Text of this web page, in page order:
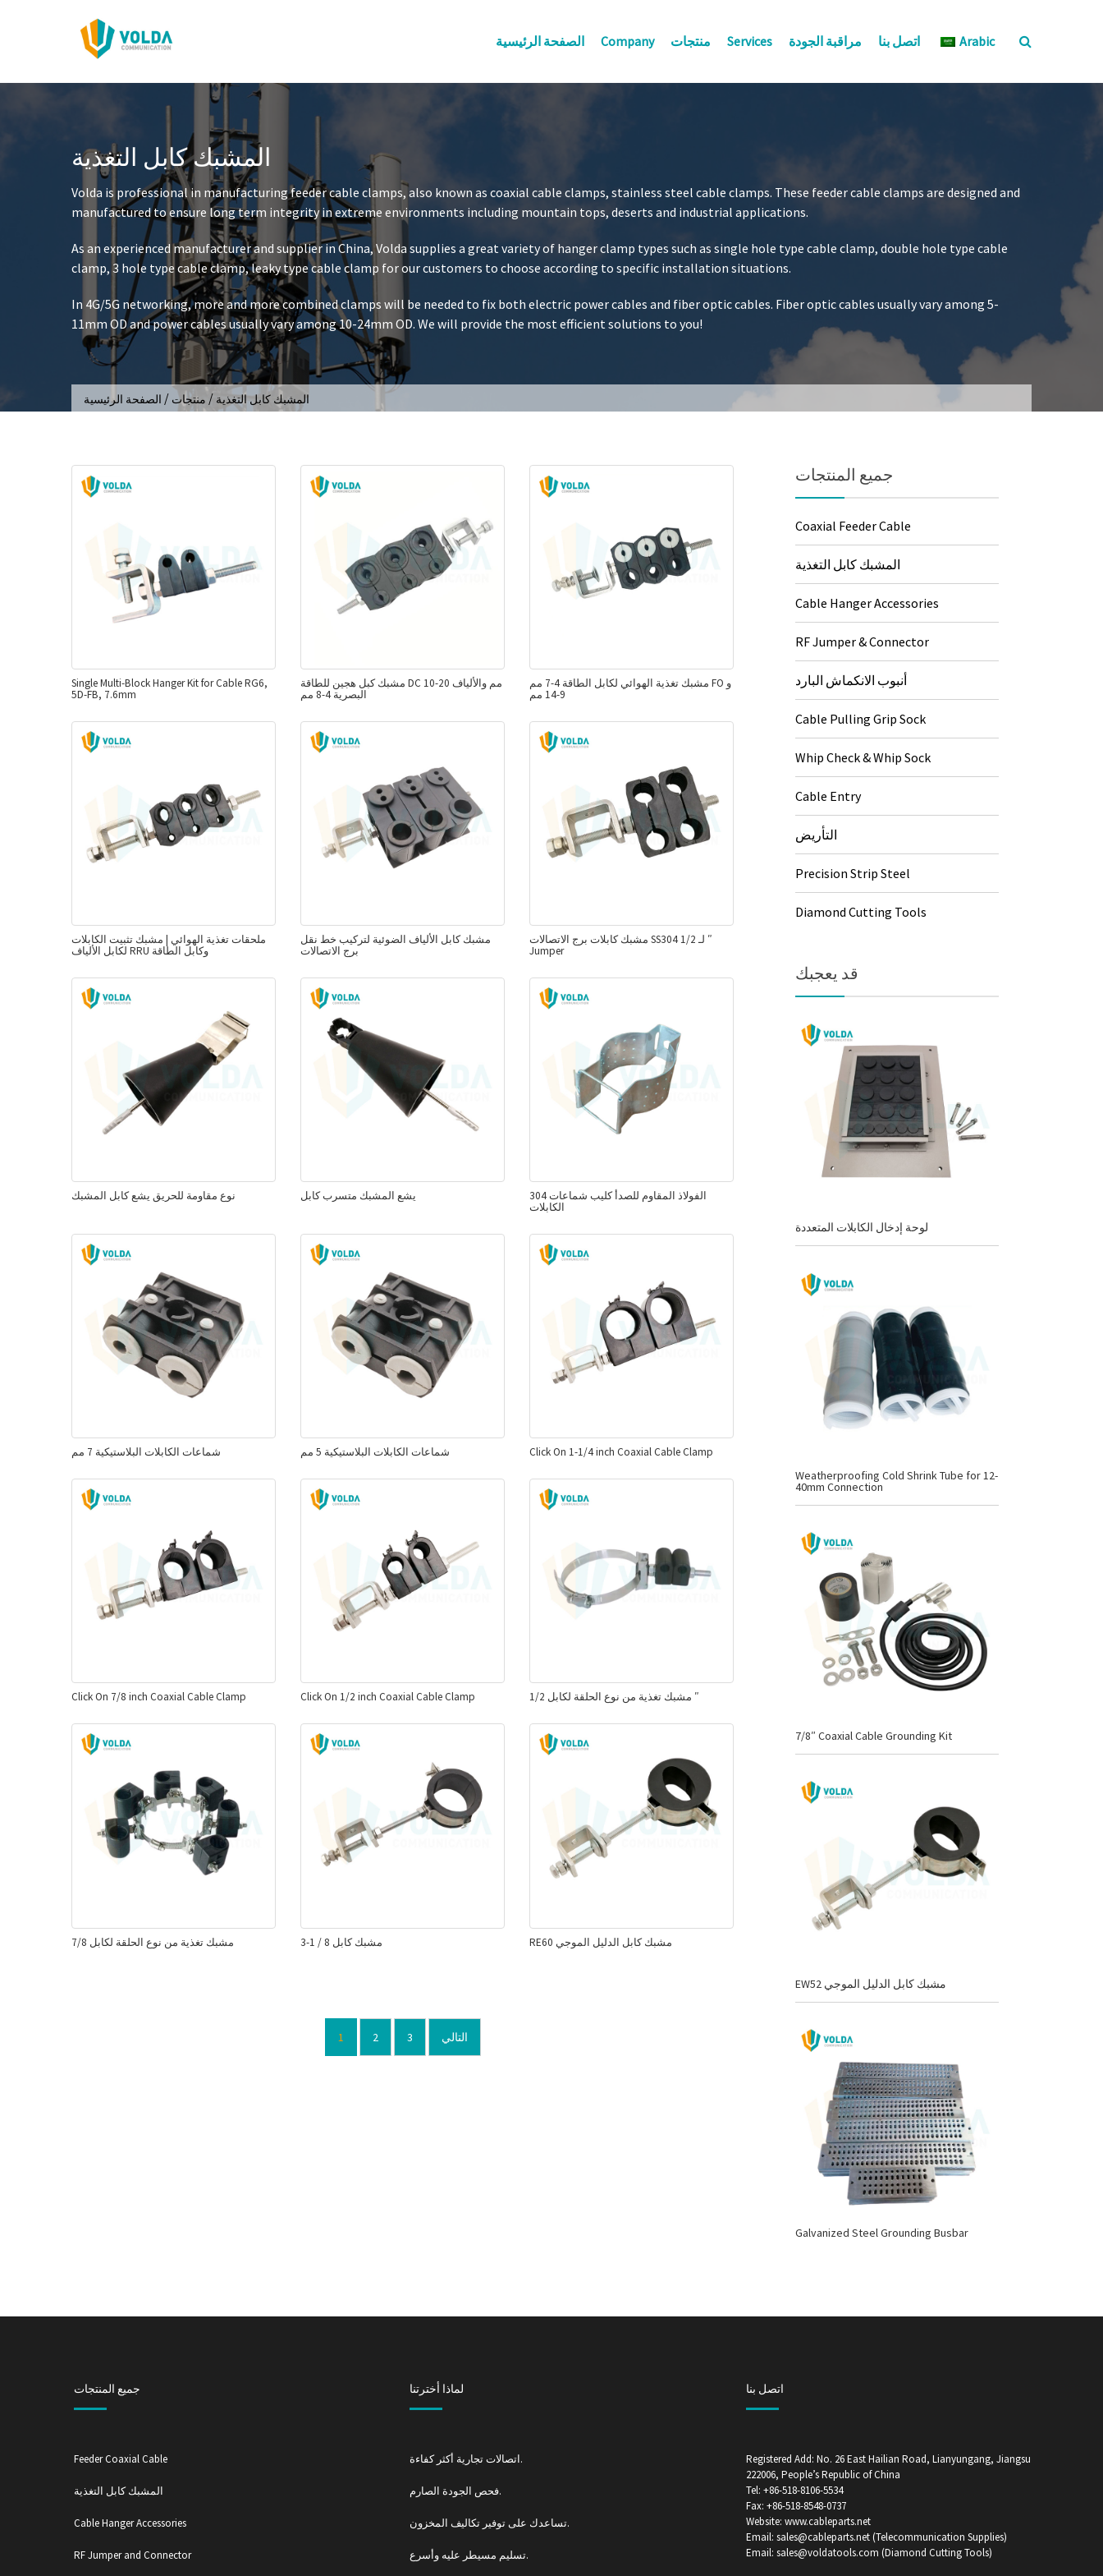
الصفحة الرئيسية Company منتجات Services مراقبة الجودة اتصل بنا Arabic
المشبك كابل التغذية
Volda is professional in manufacturing feeder cable clamps, also known as coaxial cable clamps, stainless steel cable clamps. These feeder cable clamps are designed and
manufactured to ensure long term integrity in extreme environments including mountain tops, deserts and industrial applications.
As an experienced manufacturer and supplier in China, Volda supplies a great variety of hanger clamp types such as single hole type cable clamp, double hole type cable
clamp, 3 hole type cable clamp, leaky type cable clamp for our customers to choose according to specific installation situations.
In 4G/5G networking, more and more combined clamps will be needed to fix both electric power cables and fiber optic cables. Fiber optic cables usually vary among 5-
11mm OD and power cables usually vary among 10-24mm OD. We will provide the most efficient solutions to you!
الصفحة الرئيسية / منتجات / المشبك كابل التغذية
Single Multi-Block Hanger Kit for Cable RG6,
5D-FB, 7.6mm
مشبك كبل هجين للطاقة DC 10-20 مم والألياف
البصرية 4-8 مم
مشبك تغذية الهوائي لكابل الطاقة 4-7 مم FO و
9-14 مم
ملحقات تغذية الهوائي | مشبك تثبيت الكابلات
لكابل الألياف RRU وكابل الطاقة
مشبك كابل الألياف الضوئية لتركيب خط نقل
برج الاتصالات
مشبك كابلات برج الاتصالات SS304 لـ 1/2 ″
Jumper
نوع مقاومة للحريق يشع كابل المشبك يشع المشبك متسرب كابل
304 الفولاذ المقاوم للصدأ كليب شماعات
الكابلات
شماعات الكابلات البلاستيكية 7 مم شماعات الكابلات البلاستيكية 5 مم Click On 1-1/4 inch Coaxial Cable Clamp
Click On 7/8 inch Coaxial Cable Clamp Click On 1/2 inch Coaxial Cable Clamp مشبك تغذية من نوع الحلقة لكابل 1/2 ″
مشبك تغذية من نوع الحلقة لكابل 7/8 3-1 / 8 مشبك كابل RE60 مشبك كابل الدليل الموجي
1 2 3 التالي
جميع المنتجات
Coaxial Feeder Cable
المشبك كابل التغذية
Cable Hanger Accessories
RF Jumper & Connector
أنبوب الانكماش البارد
Cable Pulling Grip Sock
Whip Check & Whip Sock
Cable Entry
التأريض
Precision Strip Steel
Diamond Cutting Tools
قد يعجبك
لوحة إدخال الكابلات المتعددة
Weatherproofing Cold Shrink Tube for 12-
40mm Connection
7/8″ Coaxial Cable Grounding Kit
EW52 مشبك كابل الدليل الموجي
Galvanized Steel Grounding Busbar
جميع المنتجات
Feeder Coaxial Cable
المشبك كابل التغذية
Cable Hanger Accessories
RF Jumper and Connector
لماذا أخترتنا
اتصالات تجارية أكثر كفاءة.
فحص الجودة الصارم.
تساعدك على توفير تكاليف المخزون.
تسليم مسيطر عليه وأسرع.
اتصل بنا
Registered Add: No. 26 East Hailian Road, Lianyungang, Jiangsu
222006, People’s Republic of China
Tel: +86-518-8106-5534
Fax: +86-518-8548-0737
Website: www.cableparts.net
Email: sales@cableparts.net (Telecommunication Supplies)
Email: sales@voldatools.com (Diamond Cutting Tools)